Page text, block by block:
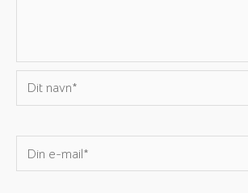
Dit
navn*
Din
e-